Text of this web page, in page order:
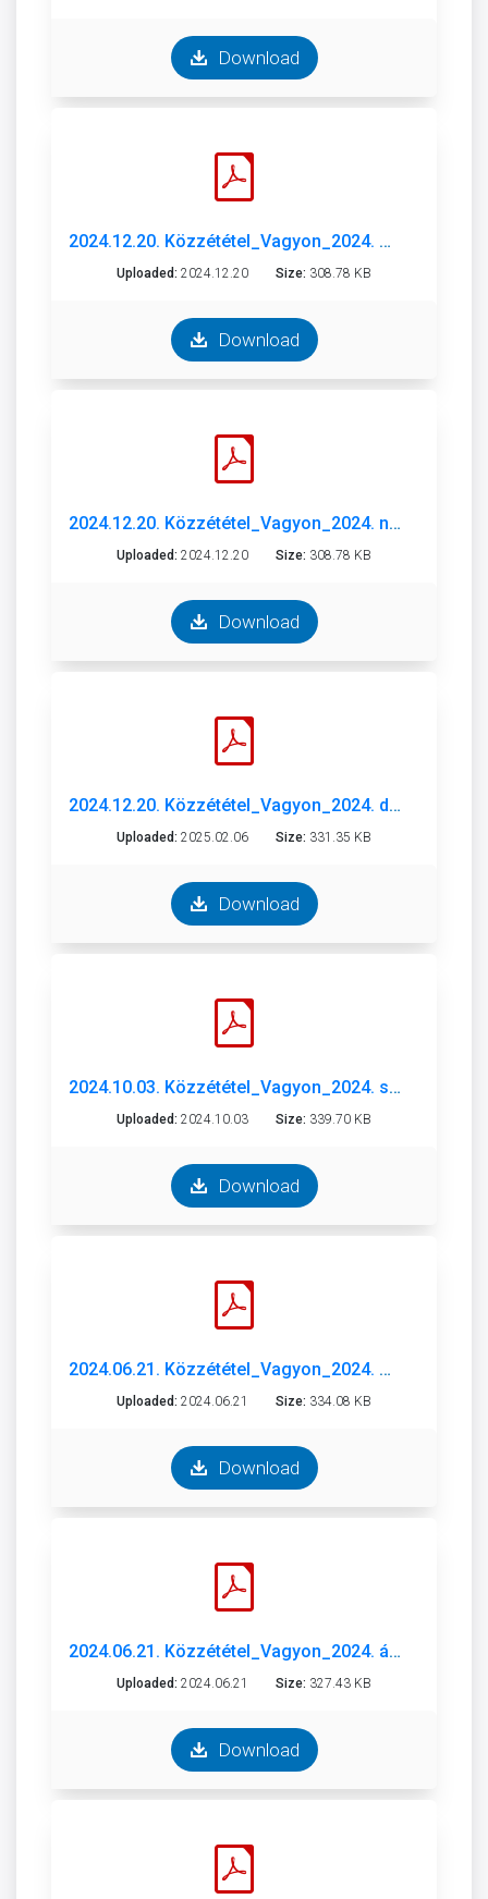
Download
2024.12.20. Közzététel_Vagyon_2024. október.pdf
Uploaded: 2024.12.20 Size: 308.78 KB
Download
2024.12.20. Közzététel_Vagyon_2024. november.pdf
Uploaded: 2024.12.20 Size: 308.78 KB
Download
2024.12.20. Közzététel_Vagyon_2024. december_.pdf
Uploaded: 2025.02.06 Size: 331.35 KB
Download
2024.10.03. Közzététel_Vagyon_2024. szeptember_.pdf
Uploaded: 2024.10.03 Size: 339.70 KB
Download
2024.06.21. Közzététel_Vagyon_2024. május.pdf
Uploaded: 2024.06.21 Size: 334.08 KB
Download
2024.06.21. Közzététel_Vagyon_2024. április.pdf
Uploaded: 2024.06.21 Size: 327.43 KB
Download